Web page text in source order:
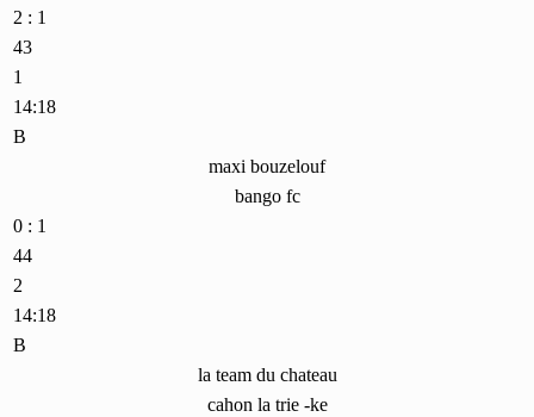
2 : 1
43
1
14:18
B
maxi bouzelouf
bango fc
0 : 1
44
2
14:18
B
la team du chateau
cahon la trie -ke